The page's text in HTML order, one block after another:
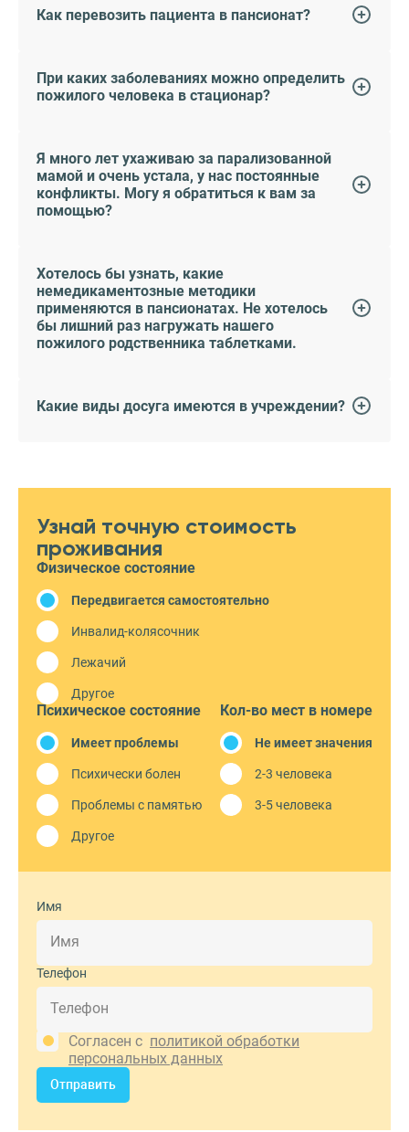
Как перевозить пациента в пансионат?
При каких заболеваниях можно определить
пожилого человека в стационар?
Я много лет ухаживаю за парализованной
мамой и очень устала, у нас постоянные
конфликты. Могу я обратиться к вам за
помощью?
Хотелось бы узнать, какие
немедикаментозные методики
применяются в пансионатах. Не хотелось
бы лишний раз нагружать нашего
пожилого родственника таблетками.
Какие виды досуга имеются в учреждении?
Узнай точную стоимость
проживания
Физическое состояние
Передвигается самостоятельно
Инвалид-колясочник
Лежачий
Другое
Психическое состояние
Имеет проблемы
Психически болен
Проблемы с памятью
Другое
Кол-во мест в номере
Не имеет значения
2-3 человека
3-5 человека
Имя
Телефон
Согласен с политикой обработки
персональных данных
Отправить